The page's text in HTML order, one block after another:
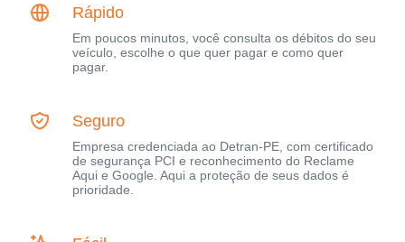
Rápido
Em poucos minutos, você consulta os débitos do seu
veículo, escolhe o que quer pagar e como quer
pagar.
Seguro
Empresa credenciada ao Detran-PE, com certificado
de segurança PCI e reconhecimento do Reclame
Aqui e Google. Aqui a proteção de seus dados é
prioridade.